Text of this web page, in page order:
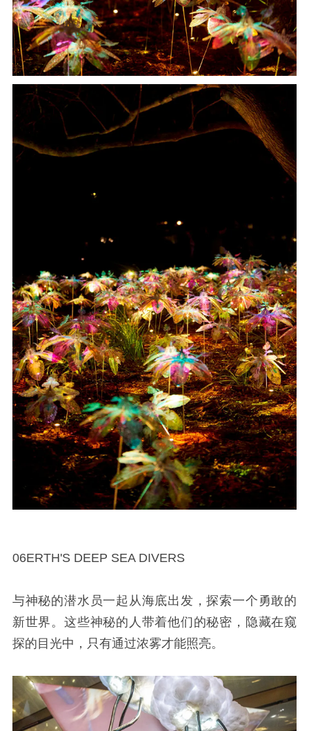
06ERTH'S DEEP SEA DIVERS
与神秘的潜水员一起从海底出发，探索一个勇敢的
新世界。这些神秘的人带着他们的秘密，隐藏在窥
探的目光中，只有通过浓雾才能照亮。